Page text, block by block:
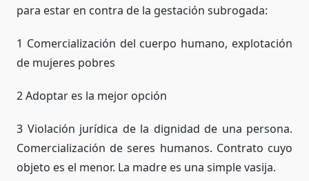
para estar en contra de la gestación subrogada:
1 Comercialización del cuerpo humano, explotación
de mujeres pobres
2 Adoptar es la mejor opción
3 Violación jurídica de la dignidad de una persona.
Comercialización de seres humanos. Contrato cuyo
objeto es el menor. La madre es una simple vasija.